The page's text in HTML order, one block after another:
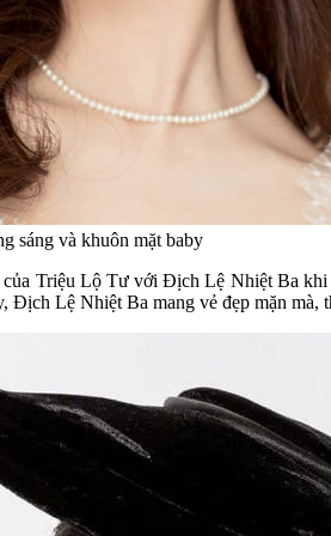
sáng và khuôn mặt baby
Triệu Lộ Tư với Địch Lệ Nhiệt Ba
Địch Lệ Nhiệt Ba mang vẻ đẹp mặn